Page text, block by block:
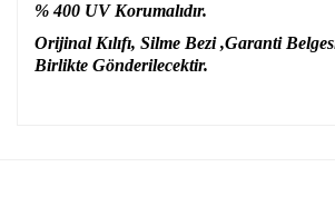
% 400 UV Korumalıdır.
Orijinal Kılıfı, Silme Bezi ,Garanti
Birlikte Gönderilecektir.